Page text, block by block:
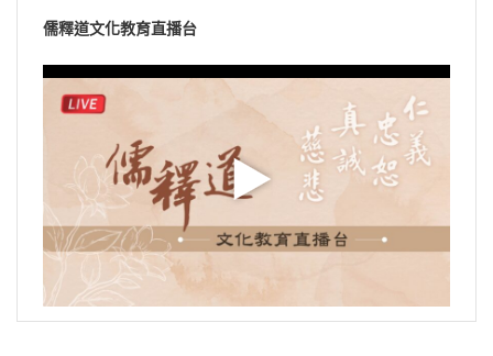
儒釋道文化教育直播台